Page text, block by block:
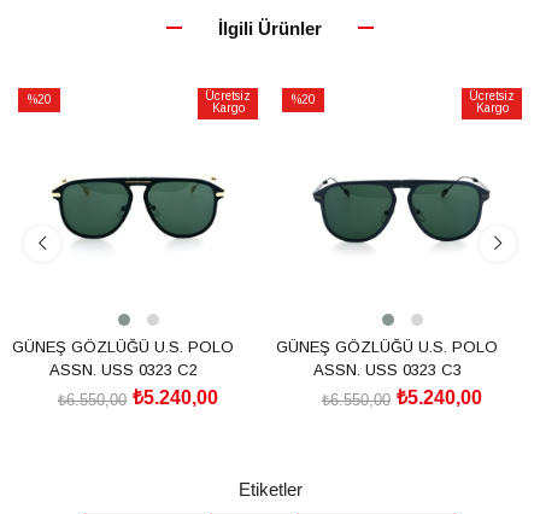
İlgili Ürünler
%20
Ücretsiz
Kargo
GÜNEŞ GÖZLÜĞÜ U.S. POLO
ASSN. USS 0323 C2
₺5.240,00
₺6.550,00
%20
Ücretsiz
Kargo
GÜNEŞ GÖZLÜĞÜ U.S. POLO
ASSN. USS 0323 C3
₺5.240,00
₺6.550,00
Etiketler